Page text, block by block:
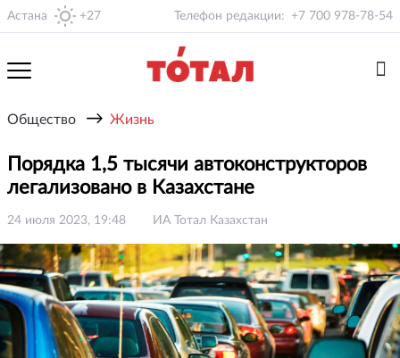
Астана +27 Телефон редакции: +7 700 978-78-54
Общество → Жизнь
Порядка 1,5 тысячи автоконструкторов
легализовано в Казахстане
24 июля 2023, 19:48 ИА Тотал Казахстан